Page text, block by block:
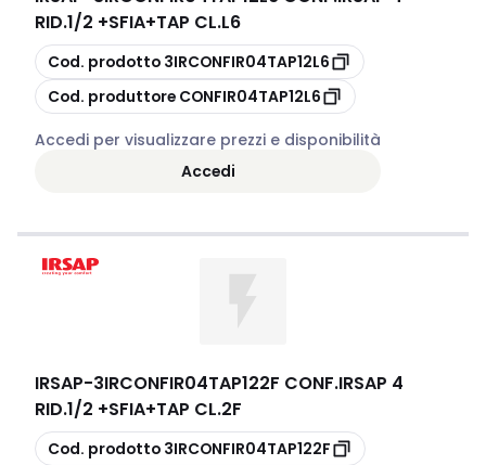
RID.1/2 +SFIA+TAP CL.L6
copia
Cod. prodotto 3IRCONFIR04TAP12L6
copia
Cod. produttore CONFIR04TAP12L6
Accedi per visualizzare prezzi e disponibilità
Accedi
IRSAP-3IRCONFIR04TAP122F CONF.IRSAP 4
RID.1/2 +SFIA+TAP CL.2F
copia
Cod. prodotto 3IRCONFIR04TAP122F